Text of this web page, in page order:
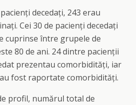
decedați, 243 erau
Cei 30 de pacienți decedați
cuprinse între grupele de
80 de ani. 24 dintre pacienții
prezentau comorbidități, iar
fost raportate comorbidități.
profil, numărul total de